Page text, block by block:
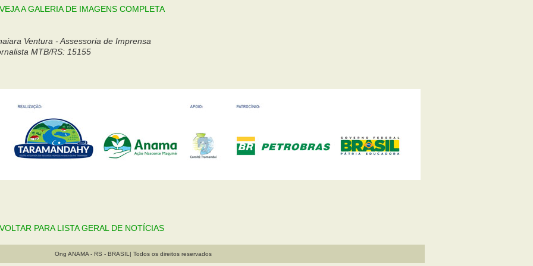
A GALERIA DE IMAGENS COMPLETA
Ventura - Assessoria de Imprensa
MTB/RS: 15155
PARA LISTA GERAL DE NOTÍCIAS
Ong ANAMA - RS - BRASIL| Todos os direitos reservados